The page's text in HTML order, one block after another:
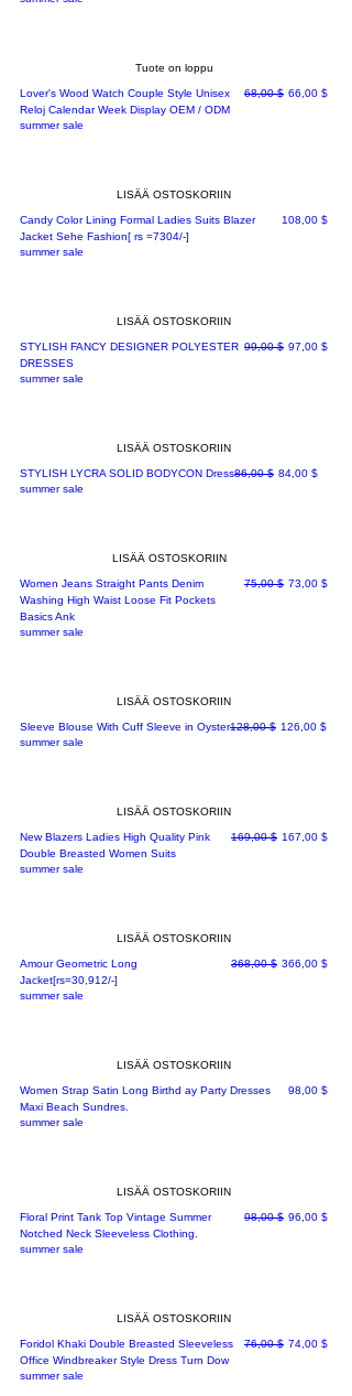
Tuote on loppu
Lover's Wood Watch Couple Style Unisex
Reloj Calendar Week Display OEM / ODM
Normaali hinta
68,00 $ Alehinta
66,00 $
summer sale
LISÄÄ OSTOSKORIIN
Candy Color Lining Formal Ladies Suits Blazer
Jacket Sehe Fashion[ rs =7304/-]
Hinta
108,00 $
summer sale
LISÄÄ OSTOSKORIIN
STYLISH FANCY DESIGNER POLYESTER
DRESSES
Normaali hinta
99,00 $ Alehinta
97,00 $
summer sale
LISÄÄ OSTOSKORIIN
STYLISH LYCRA SOLID BODYCON DressNormaali hinta
86,00 $ Alehinta
84,00 $
summer sale
LISÄÄ OSTOSKORIIN
Women Jeans Straight Pants Denim
Washing High Waist Loose Fit Pockets
Basics Ank
Normaali hinta
75,00 $ Alehinta
73,00 $
summer sale
LISÄÄ OSTOSKORIIN
Sleeve Blouse With Cuff Sleeve in OysterNormaali hinta
128,00 $ Alehinta
126,00 $
summer sale
LISÄÄ OSTOSKORIIN
New Blazers Ladies High Quality Pink
Double Breasted Women Suits
Normaali hinta
169,00 $ Alehinta
167,00 $
summer sale
LISÄÄ OSTOSKORIIN
Amour Geometric Long
Jacket[rs=30,912/-]
Normaali hinta
368,00 $ Alehinta
366,00 $
summer sale
LISÄÄ OSTOSKORIIN
Women Strap Satin Long Birthd ay Party Dresses
Maxi Beach Sundres.
Hinta
98,00 $
summer sale
LISÄÄ OSTOSKORIIN
Floral Print Tank Top Vintage Summer
Notched Neck Sleeveless Clothing.
Normaali hinta
98,00 $ Alehinta
96,00 $
summer sale
LISÄÄ OSTOSKORIIN
Foridol Khaki Double Breasted Sleeveless
Office Windbreaker Style Dress Turn Dow
Normaali hinta
76,00 $ Alehinta
74,00 $
summer sale